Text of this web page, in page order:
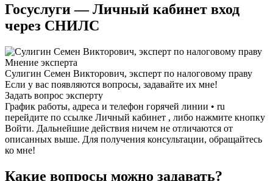
Госуслуги — Личный кабинет вход
через СНИЛС
Мнение эксперта
Сулигин Семен Викторович, эксперт по налоговому праву
Если у вас появляются вопросы, задавайте их мне!
Задать вопрос эксперту
График работы, адреса и телефон горячей линии • ru
перейдите по ссылке Личный кабинет , либо нажмите кнопку
Войти. Дальнейшие действия ничем не отличаются от
описанных выше. Для получения консультации, обращайтесь
ко мне!
Какие вопросы можно задавать?